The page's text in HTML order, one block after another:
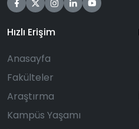
Hızlı Erişim
Anasayfa
Fakülteler
Araştırma
Kampüs Yaşamı